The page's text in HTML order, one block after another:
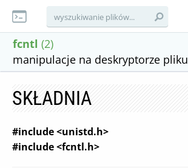
fcntl (2)
manipulacje na deskryptorze pliku
SKŁADNIA
#include <unistd.h>
#include <fcntl.h>